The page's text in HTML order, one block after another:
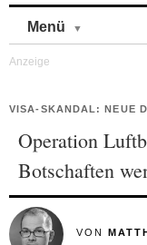
Menü
VISA-SKANDAL: NEUE
Operation
Botschaften
VON